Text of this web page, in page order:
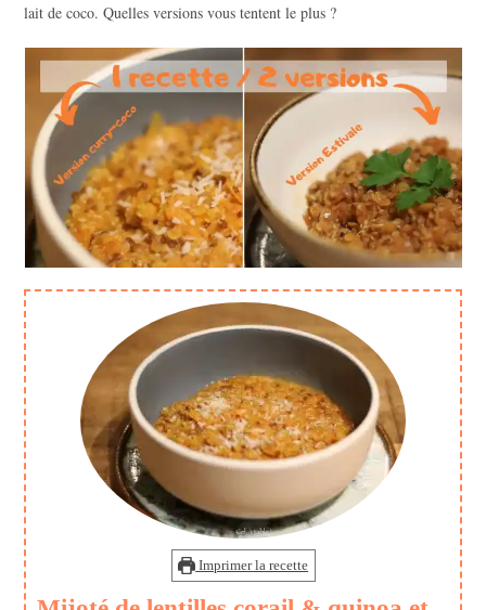
lait de coco. Quelles versions vous tentent le plus ?
Imprimer la recette